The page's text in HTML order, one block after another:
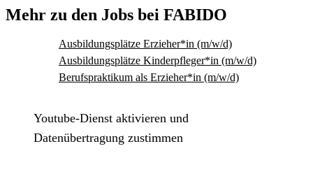
Mehr zu den Jobs bei FABIDO
Ausbildungsplätze Erzieher*in (m/w/d)
Ausbildungsplätze Kinderpfleger*in (m/w/d)
Berufspraktikum als Erzieher*in (m/w/d)
Youtube-Dienst aktivieren und
Datenübertragung zustimmen